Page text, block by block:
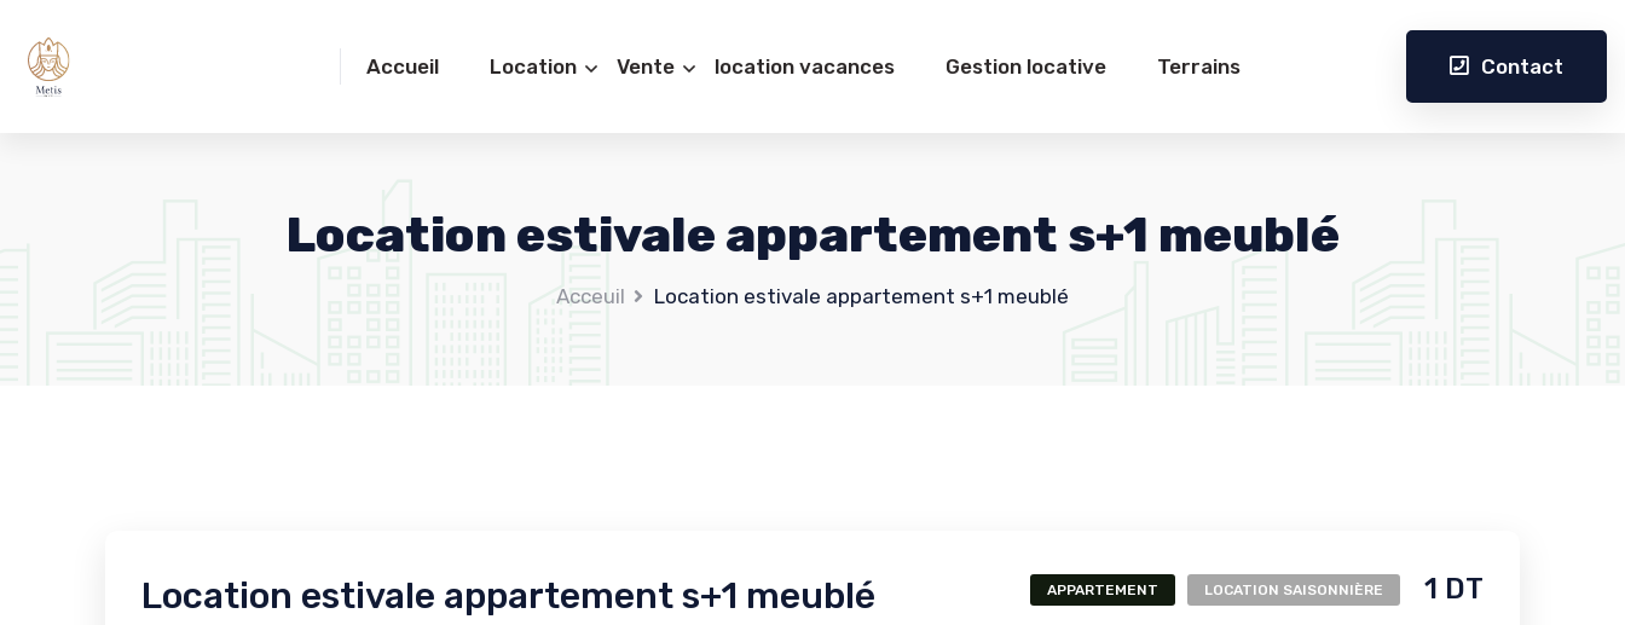
Accueil Location Vente location vacances Gestion locative Terrains Contact
Location estivale appartement s+1 meublé
Acceuil Location estivale appartement s+1 meublé
Location estivale appartement s+1 meublé APPARTEMENT LOCATION SAISONNIÈRE 1 DT